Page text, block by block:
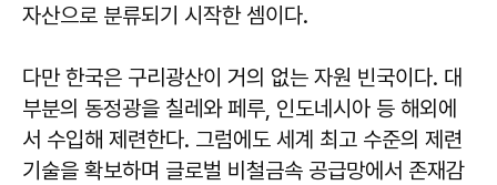
자산으로 분류되기 시작한 셈이다.
다만 한국은 구리광산이 거의 없는 자원 빈국이다. 대
부분의 동정광을 칠레와 페루, 인도네시아 등 해외에
서 수입해 제련한다. 그럼에도 세계 최고 수준의 제련
기술을 확보하며 글로벌 비철금속 공급망에서 존재감